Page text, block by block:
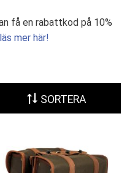
få en rabattkod på 10%
mer här!
SORTERA